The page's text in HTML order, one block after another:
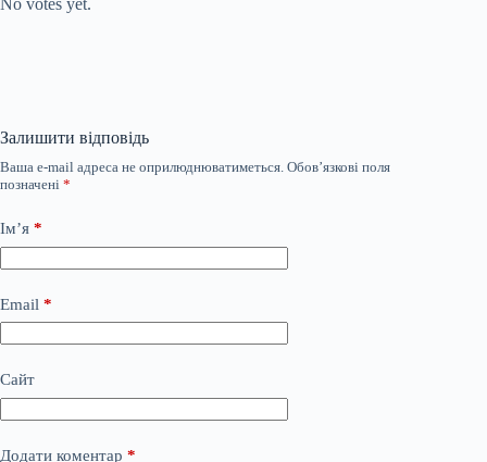
No votes yet.
Залишити відповідь
Ваша e-mail адреса не оприлюднюватиметься. Обов’язкові поля
позначені *
Ім’я *
Email *
Сайт
Додати коментар *